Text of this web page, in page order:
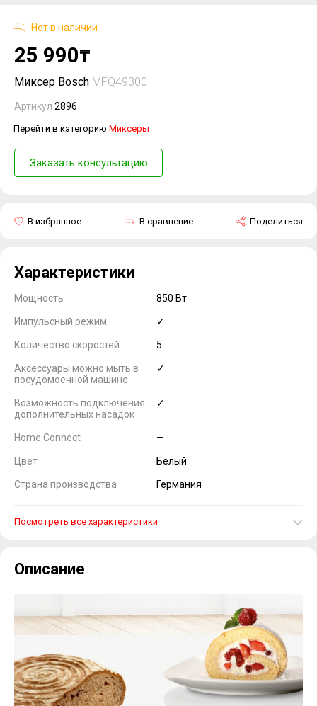
Миксер Bosch MFQ49300
Артикул 2896
Перейти в категорию Миксеры
Заказать консультацию
Поделиться
В сравнение
В избранное
Нет в наличии
25 990₸
Характеристики
Мощность 850 Вт
Импульсный режим ✓
Количество скоростей 5
Аксессуары можно мыть в
посудомоечной машине
✓
Возможность подключения
дополнительных насадок
✓
Home Connect —
Цвет Белый
Страна производства Германия
Посмотреть все характеристики
Описание